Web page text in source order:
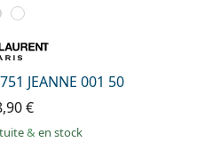
JEANNE 001 50
€
& en stock